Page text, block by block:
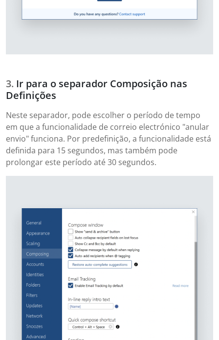
Ir para o separador Composição nas
Definições
Neste separador, pode escolher o período de tempo
em que a funcionalidade de correio electrónico "anular
envio" funciona. Por predefinição, a funcionalidade está
definida para 15 segundos, mas também pode
prolongar este período até 30 segundos.